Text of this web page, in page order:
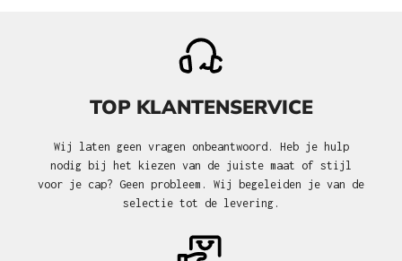
TOP KLANTENSERVICE
Wij laten geen vragen onbeantwoord. Heb je hulp
nodig bij het kiezen van de juiste maat of stijl
voor je cap? Geen probleem. Wij begeleiden je van de
selectie tot de levering.